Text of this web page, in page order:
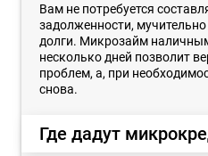
Вам не потребуется
задолженности,
долги. Микрозайм
несколько дней позволит
проблем, а, при
снова.
Где дадут